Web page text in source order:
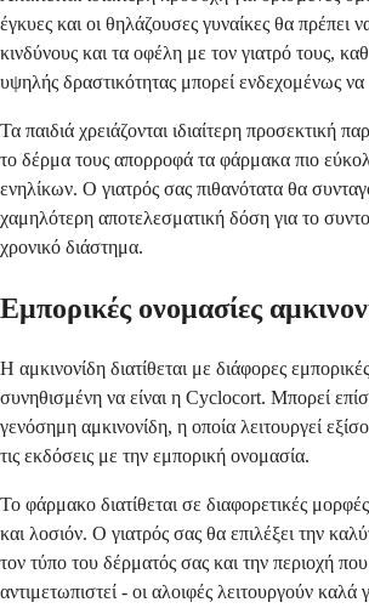
έγκυες και οι θηλάζουσες γυναίκες θα πρέπει
κινδύνους και τα οφέλη με τον γιατρό τους,
υψηλής δραστικότητας μπορεί ενδεχομένως
Τα παιδιά χρειάζονται ιδιαίτερη προσεκτική
το δέρμα τους απορροφά τα φάρμακα πιο
ενηλίκων. Ο γιατρός σας πιθανότατα θα
χαμηλότερη αποτελεσματική δόση για το
χρονικό διάστημα.
Εμπορικές ονομασίες
Η αμκινονίδη διατίθεται με διάφορες
συνηθισμένη να είναι η Cyclocort. Μπορεί
γενόσημη αμκινονίδη, η οποία λειτουργεί
τις εκδόσεις με την εμπορική ονομασία.
Το φάρμακο διατίθεται σε διαφορετικές
και λοσιόν. Ο γιατρός σας θα επιλέξει την
τον τύπο του δέρματός σας και την περιοχή που
αντιμετωπιστεί - οι αλοιφές λειτουργούν